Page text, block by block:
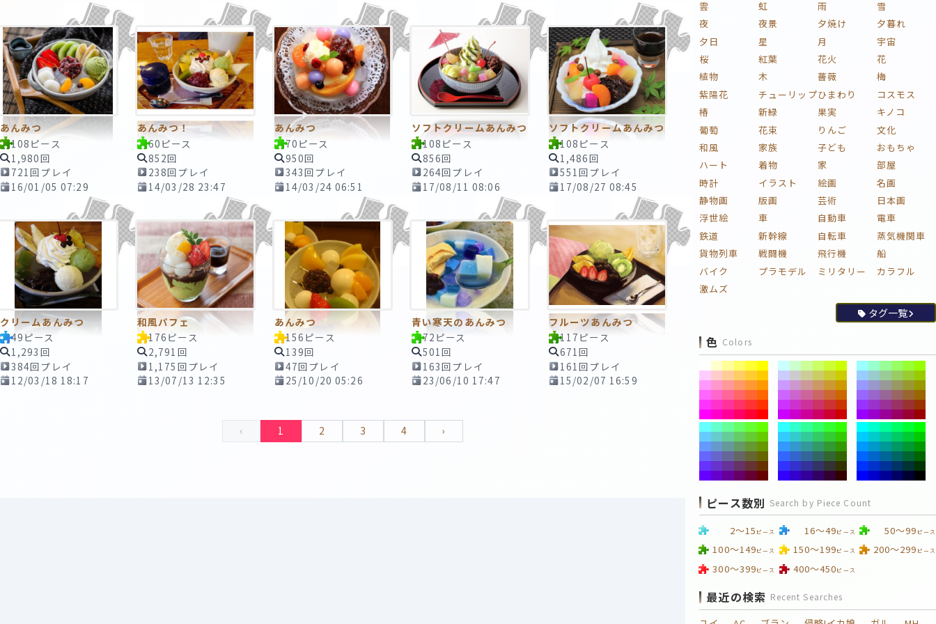
あんみつ
108ピース
1,980回
721回プレイ
16/01/05 07:29
あんみつ！
60ピース
852回
238回プレイ
14/03/28 23:47
あんみつ
70ピース
950回
343回プレイ
14/03/24 06:51
ソフトクリームあんみつ
108ピース
856回
264回プレイ
17/08/11 08:06
ソフトクリームあんみつ
108ピース
1,486回
551回プレイ
17/08/27 08:45
クリームあんみつ
49ピース
1,293回
384回プレイ
12/03/18 18:17
和風パフェ
176ピース
2,791回
1,175回プレイ
13/07/13 12:35
あんみつ
156ピース
139回
47回プレイ
25/10/20 05:26
青い寒天のあんみつ
72ピース
501回
163回プレイ
23/06/10 17:47
フルーツあんみつ
117ピース
671回
161回プレイ
15/02/07 16:59
‹ 1 2 3 4 ›
雲 虹 雨
雪
夜
夜景 夕焼け
夕暮れ
夕日
星 月
宇宙
桜
紅葉 花火
花
植物
木 薔薇
梅
紫陽花
チューリップひまわり
コスモス
椿
新緑 果実
キノコ
葡萄
花束 りんご
文化
和風
家族 子ども
おもちゃ
ハート
着物 家
部屋
時計
イラスト 絵画
名画
静物画
版画 芸術
日本画
浮世絵
車 自動車
電車
鉄道
新幹線 自転車
蒸気機関車
貨物列車
戦闘機 飛行機
船
バイク
プラモデル ミリタリー
カラフル
激ムズ
タグ一覧
色 Colors
ピース数別 Search by Piece Count
2～15 ピース 16～49ピース 50～99 ピース
100～149ピース 150～199ピース 200～299 ピース
300～399ピース 400～450ピース
最近の検索 Recent Searches